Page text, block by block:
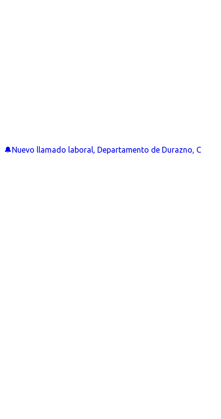
🔔Nuevo llamado laboral, Departamento de Durazno, C